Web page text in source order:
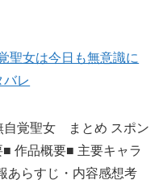
聖女は今日も無意識に
バレ
覚聖女 まとめ スポン
作品概要■ 主要キャラ
あらすじ・内容感想考